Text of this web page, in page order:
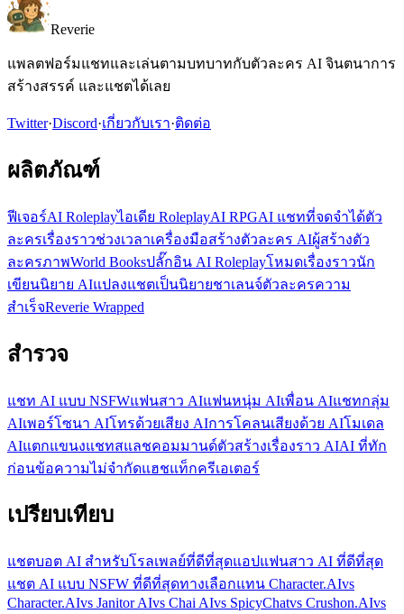
Reverie
แพลตฟอร์มแชทและเล่นตามบทบาทกับตัวละคร AI จินตนาการ
สร้างสรรค์ และแชตได้เลย
Twitter·Discord·เกี่ยวกับเรา·ติดต่อ
ผลิตภัณฑ์
ฟีเจอร์AI Roleplayไอเดีย RoleplayAI RPGAI แชทที่จดจำได้ตัว
ละครเรื่องราวช่วงเวลาเครื่องมือสร้างตัวละคร AIผู้สร้างตัว
ละครภาพWorld Booksปลั๊กอิน AI Roleplayโหมดเรื่องราวนัก
เขียนนิยาย AIแปลงแชตเป็นนิยายชาเลนจ์ตัวละครความ
สำเร็จReverie Wrapped
สำรวจ
แชท AI แบบ NSFWแฟนสาว AIแฟนหนุ่ม AIเพื่อน AIแชทกลุ่ม
AIเพอร์โซนา AIโทรด้วยเสียง AIการโคลนเสียงด้วย AIโมเดล
AIแตกแขนงแชทสแลชคอมมานด์ตัวสร้างเรื่องราว AIAI ที่ทัก
ก่อนข้อความไม่จำกัดแฮชแท็กครีเอเตอร์
เปรียบเทียบ
แชตบอต AI สำหรับโรลเพลย์ที่ดีที่สุดแอปแฟนสาว AI ที่ดีที่สุด
แชต AI แบบ NSFW ที่ดีที่สุดทางเลือกแทน Character.AIvs
Character.AIvs Janitor AIvs Chai AIvs SpicyChatvs Crushon.AIvs